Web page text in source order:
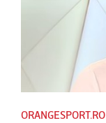
ORANGESPORT.RO